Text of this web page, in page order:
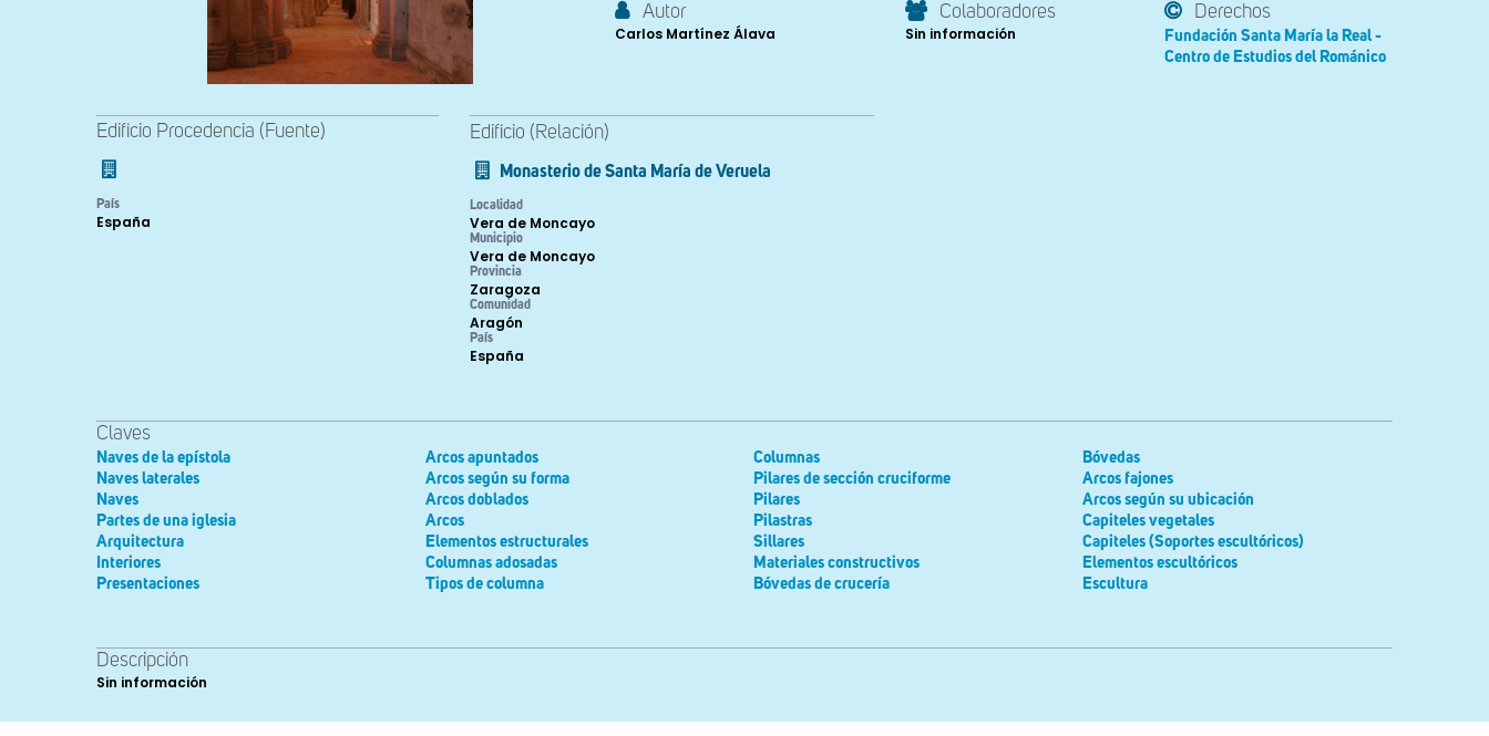
Autor
Carlos Martínez Álava
Colaboradores
Sin información
Derechos
Fundación Santa María la Real -
Centro de Estudios del Románico
Edificio Procedencia (Fuente)
País
España
Edificio (Relación)
Monasterio de Santa María de Veruela
Localidad
Vera de Moncayo
Municipio
Vera de Moncayo
Provincia
Zaragoza
Comunidad
Aragón
País
España
Claves
Naves de la epístola
Naves laterales
Naves
Partes de una iglesia
Arquitectura
Interiores
Presentaciones
Arcos apuntados
Arcos según su forma
Arcos doblados
Arcos
Elementos estructurales
Columnas adosadas
Tipos de columna
Columnas
Pilares de sección cruciforme
Pilares
Pilastras
Sillares
Materiales constructivos
Bóvedas de crucería
Bóvedas
Arcos fajones
Arcos según su ubicación
Capiteles vegetales
Capiteles (Soportes escultóricos)
Elementos escultóricos
Escultura
Descripción
Sin información